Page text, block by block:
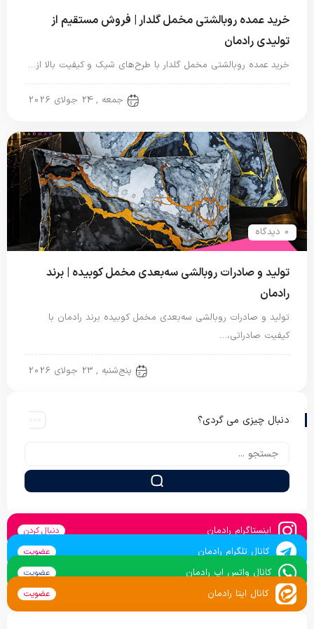
خرید عمده روبالشتی مخمل گلدار | فروش مستقیم از
تولیدی رادمان
خرید عمده روبالشتی مخمل گلدار با طرح‌های شیک و کیفیت بالا از…
جمعه , 24 جولای 2026
0 دیدگاه
تولید و صادرات روبالشی سه‌بعدی مخمل کوبیده | برند
رادمان
تولید و صادرات روبالشی سه‌بعدی مخمل کوبیده برند رادمان با
کیفیت صادراتی،…
پنج‌شنبه , 23 جولای 2026
دنبال چیزی می گردی؟
اینستاگرام رادمان دنبال کردن
کانال تلگرام رادمان عضویت
کانال واتس اپ رادمان عضویت
کانال ایتا رادمان عضویت